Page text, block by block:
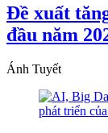
Đề xuất
đầu năm
Ánh Tuyết